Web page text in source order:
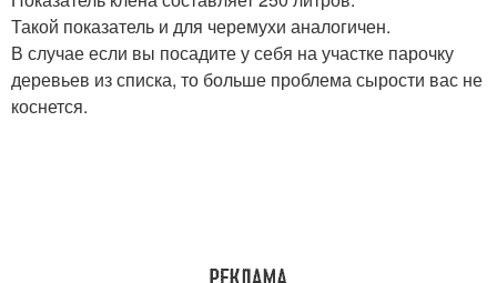
Такой показатель и для черемухи аналогичен.
В случае если вы посадите у себя на участке парочку
деревьев из списка, то больше проблема сырости вас не
коснется.